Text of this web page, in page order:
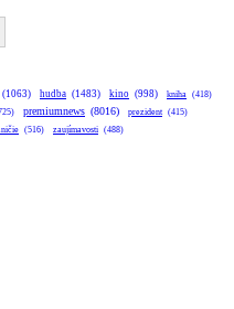
(1063) hudba (1483) kino (998) kniha (418)
premiumnews (8016) prezident (415)
(516) zaujímavosti (488)